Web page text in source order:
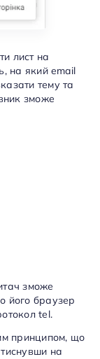
лист на
на який email
тему та
зможе
зможе
його браузер
tel.
принципом, що
на